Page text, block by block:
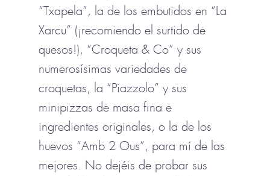
“Txapela”, la de los embutidos en “La
Xarcu” (¡recomiendo el surtido de
quesos!), “Croqueta & Co” y sus
numerosísimas variedades de
croquetas, la “Piazzolo” y sus
minipizzas de masa fina e
ingredientes originales, o la de los
huevos “Amb 2 Ous”, para mí de las
mejores. No dejéis de probar sus